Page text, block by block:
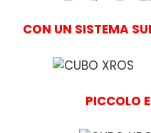
CON UN SISTEMA
PICCOLO